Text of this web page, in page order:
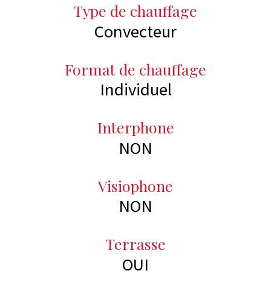
Type de chauffage
Convecteur
Format de chauffage
Individuel
Interphone
NON
Visiophone
NON
Terrasse
OUI